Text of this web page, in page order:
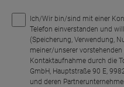
Ich/Wir bin/sind mit einer
Telefon einverstanden und
(Speicherung, Verwendung,
meiner/unserer
Kontaktaufnahme durch die
GmbH, Hauptstraße 90 E,
und deren